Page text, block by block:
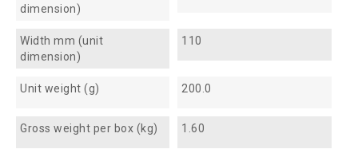
dimension)
Width mm (unit
dimension)
110
Unit weight (g) 200.0
Gross weight per box (kg) 1.60